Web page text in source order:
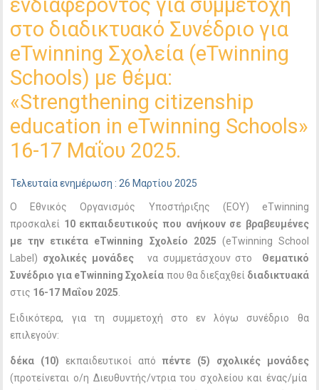
ενδιαφέροντος για συμμετοχή
στο διαδικτυακό Συνέδριο για
eTwinning Σχολεία (eTwinning
Schools) με θέμα:
«Strengthening citizenship
education in eTwinning Schools»
16-17 Μαΐου 2025.
Τελευταία ενημέρωση : 26 Μαρτίου 2025
Ο Εθνικός Οργανισμός Υποστήριξης (ΕΟΥ) eTwinning
προσκαλεί 10 εκπαιδευτικούς που ανήκουν σε βραβευμένες
με την ετικέτα eTwinning Σχολείο 2025 (eTwinning School
Label) σχολικές μονάδες να συμμετάσχουν στο
Θεματικό
Συνέδριο για eTwinning Σχολεία που θα διεξαχθεί διαδικτυακά
στις 16-17 Μαΐου 2025.
Ειδικότερα, για τη συμμετοχή στο εν λόγω συνέδριο θα
επιλεγούν:
δέκα (10) εκπαιδευτικοί απόπέντε (5)
σχολικές μονάδες
(προτείνεται ο/η Διευθυντής/ντρια του σχολείου και ένας/μία